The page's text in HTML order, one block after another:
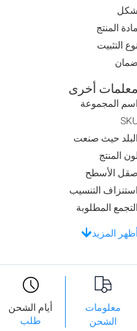
المنتج
التثبيت
أخرى
المجموعة
حيث صنعت
المنتج
الأسطح
التنسيب
المطلوبة
المزيد
معلومات
الشحن
أيام الشحن
طلب